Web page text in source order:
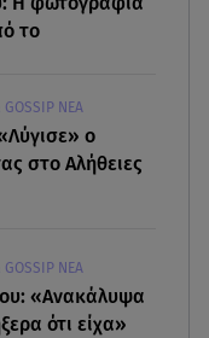
Καστοριά,
το
GOSSIP ΝΕΑ
ο
στο Αλήθειες
GOSSIP ΝΕΑ
«Ανακάλυψα
ότι είχα»